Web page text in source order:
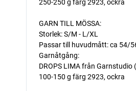
250-250 g färg 2923, ockra
GARN TILL MÖSSA:
Storlek: S/M - L/XL
Passar till huvudmått: ca 54/
Garnåtgång:
DROPS LIMA från Garnstudio
100-150 g färg 2923, ockra